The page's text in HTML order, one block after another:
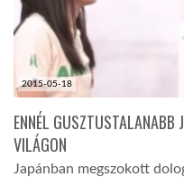
2015-05-18
ENNÉL GUSZTUSTALANABB
VILÁGON
Japánban megszokott